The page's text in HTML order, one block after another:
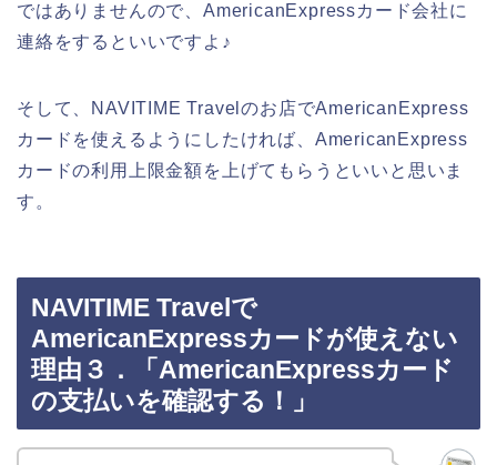
ではありませんので、AmericanExpressカード会社に
連絡をするといいですよ♪
そして、NAVITIME Travelのお店でAmericanExpress
カードを使えるようにしたければ、AmericanExpress
カードの利用上限金額を上げてもらうといいと思いま
す。
NAVITIME Travelで
AmericanExpressカードが使えない
理由３．「AmericanExpressカード
の支払いを確認する！」